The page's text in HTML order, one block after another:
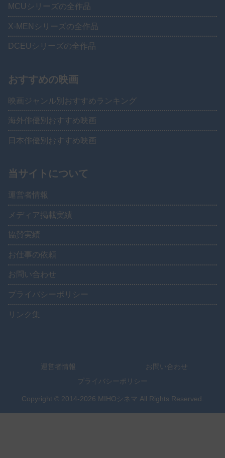
MCUシリーズの全作品
X-MENシリーズの全作品
DCEUシリーズの全作品
おすすめの映画
映画ジャンル別おすすめランキング
海外俳優別おすすめ映画
日本俳優別おすすめ映画
当サイトについて
運営者情報
メディア掲載実績
協賛実績
お仕事の依頼
お問い合わせ
プライバシーポリシー
リンク集
運営者情報
お問い合わせ
プライバシーポリシー
Copyright © 2014-2026 MIHOシネマ All Rights Reserved.